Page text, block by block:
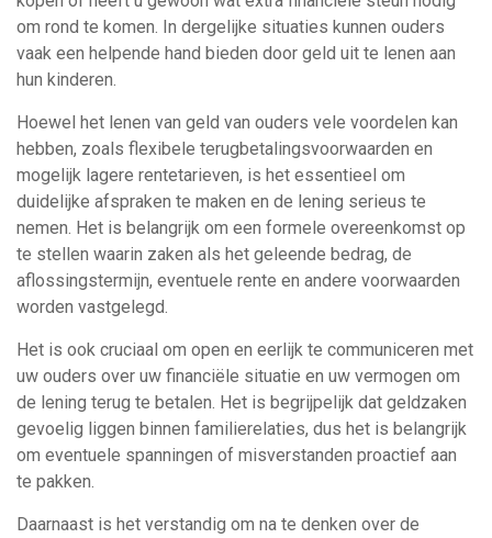
om rond te komen. In dergelijke situaties kunnen ouders
vaak een helpende hand bieden door geld uit te lenen aan
hun kinderen.
Hoewel het lenen van geld van ouders vele voordelen kan
hebben, zoals flexibele terugbetalingsvoorwaarden en
mogelijk lagere rentetarieven, is het essentieel om
duidelijke afspraken te maken en de lening serieus te
nemen. Het is belangrijk om een formele overeenkomst op
te stellen waarin zaken als het geleende bedrag, de
aflossingstermijn, eventuele rente en andere voorwaarden
worden vastgelegd.
Het is ook cruciaal om open en eerlijk te communiceren met
uw ouders over uw financiële situatie en uw vermogen om
de lening terug te betalen. Het is begrijpelijk dat geldzaken
gevoelig liggen binnen familierelaties, dus het is belangrijk
om eventuele spanningen of misverstanden proactief aan
te pakken.
Daarnaast is het verstandig om na te denken over de